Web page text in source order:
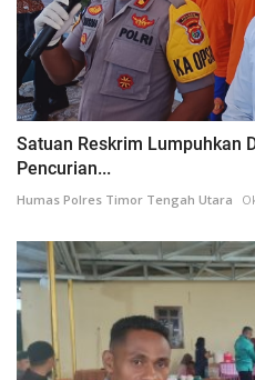
Satuan Reskrim Lumpuhkan
Pencurian...
Humas Polres Timor Tengah Utara